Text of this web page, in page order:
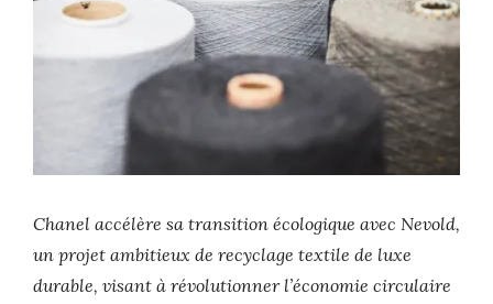
Chanel accélère sa transition écologique avec Nevold,
un projet ambitieux de recyclage textile de luxe
durable, visant à révolutionner l’économie circulaire